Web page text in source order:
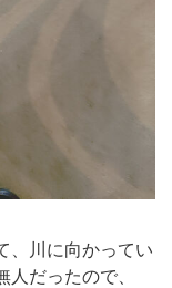
、川に向かってい
だったので、